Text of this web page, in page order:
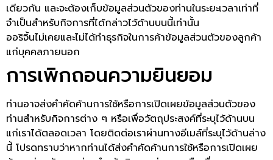
เดียวกัน และจะต้องเก็บข้อมูลส่วนตัวของท่านในระยะเวลาเท่าที่
จำเป็นสำหรับกิจการที่ได้กล่าวไว้ด้านบนนี้เท่านั้น
ออริจิ้นไม่เคยและไม่ได้ทำธุรกิจในการค้าข้อมูลส่วนตัวของลูกค้า
แก่บุคคลภายนอก
การเพิกถอนความยินยอม
ท่านอาจส่งคำคัดค้านการใช้หรือการเปิดเผยข้อมูลส่วนตัวของ
ท่านสำหรับกิจการต่าง ๆ หรือเพื่อวัตถุประสงค์ที่ระบุไว้ด้านบน
แก่เราได้ตลอดเวลา โดยติดต่อเราผ่านทางอีเมล์ที่ระบุไว้ด้านล่าง
นี้ โปรดทราบว่าหากท่านได้ส่งคำคัดค้านการใช้หรือการเปิดเผย